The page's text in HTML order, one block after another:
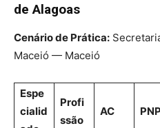
de Alagoas
Cenário de Prática:
Maceió — Maceió
Espe
cialid
Profi
ssão
AC PNP